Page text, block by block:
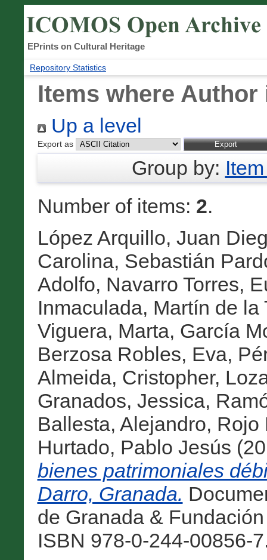
EPrints on Cultural Heritage
Repository Statistics
Items where Author
Up a level
Export as
Group by:
Number of items: 2.
López Arquillo, Juan
Carolina, Sebastián
Adolfo, Navarro Torres,
Inmaculada, Martín de la
Viguera, Marta, García
Berzosa Robles, Eva,
Almeida, Cristopher,
Granados, Jessica,
Ballesta, Alejandro, Rojo
Hurtado, Pablo Jesús
bienes patrimoniales
Darro, Granada.
de Granada &
ISBN 978-0-244-00856-